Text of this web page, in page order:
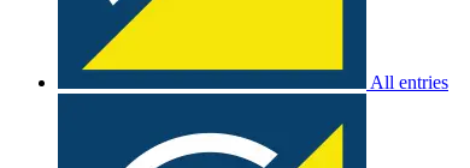
All entries